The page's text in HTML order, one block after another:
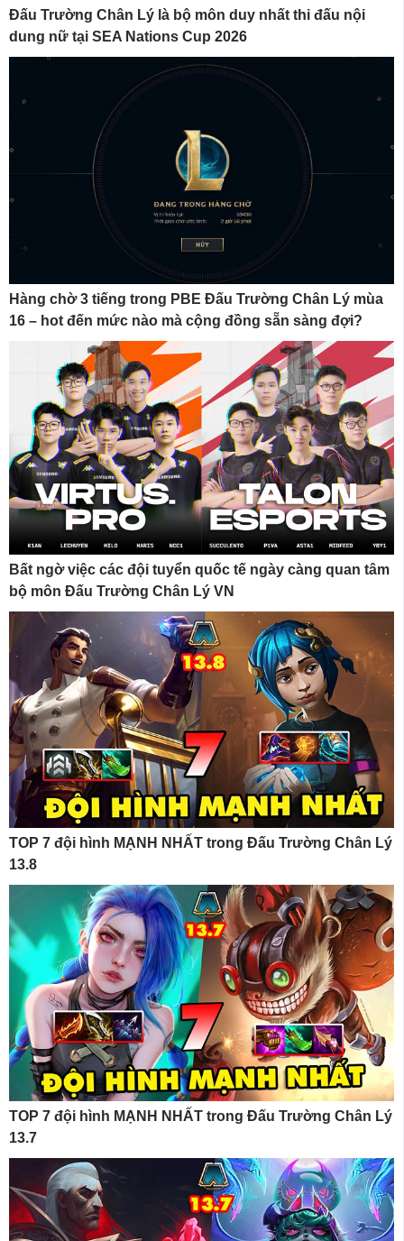
Đấu Trường Chân Lý là bộ môn duy nhất thi đấu nội
dung nữ tại SEA Nations Cup 2026
Hàng chờ 3 tiếng trong PBE Đấu Trường Chân Lý mùa
16 – hot đến mức nào mà cộng đồng sẵn sàng đợi?
Bất ngờ việc các đội tuyển quốc tế ngày càng quan tâm
bộ môn Đấu Trường Chân Lý VN
TOP 7 đội hình MẠNH NHẤT trong Đấu Trường Chân Lý
13.8
TOP 7 đội hình MẠNH NHẤT trong Đấu Trường Chân Lý
13.7